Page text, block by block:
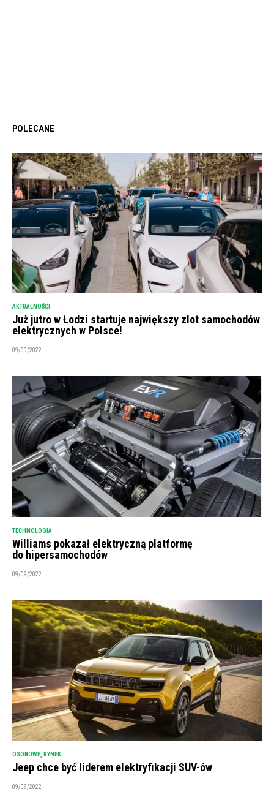
POLECANE
AKTUALNOŚCI
Już jutro w Łodzi startuje największy zlot samochodów
elektrycznych w Polsce!
09/09/2022
TECHNOLOGIA
Williams pokazał elektryczną platformę
do hipersamochodów
09/09/2022
OSOBOWE RYNEK
Jeep chce być liderem elektryfikacji SUV-ów
09/09/2022